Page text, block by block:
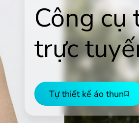
Công cụ
trực
Tự thiết kế áo thun